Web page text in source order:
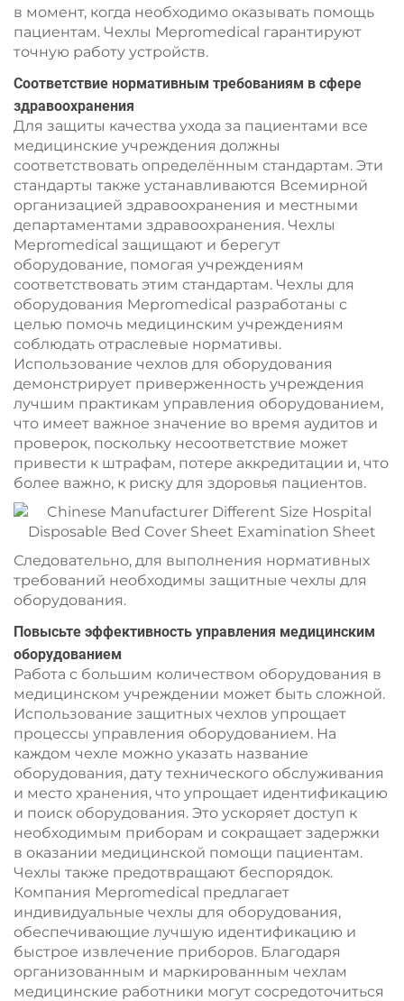
в момент, когда необходимо оказывать помощь
пациентам. Чехлы Mepromedical гарантируют
точную работу устройств.
Соответствие нормативным требованиям в сфере
здравоохранения
Для защиты качества ухода за пациентами все
медицинские учреждения должны
соответствовать определённым стандартам. Эти
стандарты также устанавливаются Всемирной
организацией здравоохранения и местными
департаментами здравоохранения. Чехлы
Mepromedical защищают и берегут
оборудование, помогая учреждениям
соответствовать этим стандартам. Чехлы для
оборудования Mepromedical разработаны с
целью помочь медицинским учреждениям
соблюдать отраслевые нормативы.
Использование чехлов для оборудования
демонстрирует приверженность учреждения
лучшим практикам управления оборудованием,
что имеет важное значение во время аудитов и
проверок, поскольку несоответствие может
привести к штрафам, потере аккредитации и, что
более важно, к риску для здоровья пациентов.
Следовательно, для выполнения нормативных
требований необходимы защитные чехлы для
оборудования.
Повысьте эффективность управления медицинским
оборудованием
Работа с большим количеством оборудования в
медицинском учреждении может быть сложной.
Использование защитных чехлов упрощает
процессы управления оборудованием. На
каждом чехле можно указать название
оборудования, дату технического обслуживания
и место хранения, что упрощает идентификацию
и поиск оборудования. Это ускоряет доступ к
необходимым приборам и сокращает задержки
в оказании медицинской помощи пациентам.
Чехлы также предотвращают беспорядок.
Компания Mepromedical предлагает
индивидуальные чехлы для оборудования,
обеспечивающие лучшую идентификацию и
быстрое извлечение приборов. Благодаря
организованным и маркированным чехлам
медицинские работники могут сосредоточиться